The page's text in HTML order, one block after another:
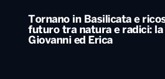
Tornano in Basilicata e
futuro tra natura e radici:
Giovanni ed Erica